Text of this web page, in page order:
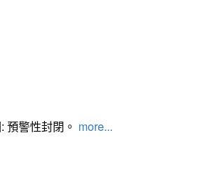
預警性封閉。 more...